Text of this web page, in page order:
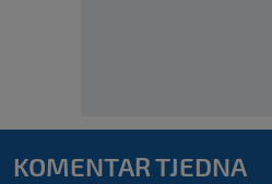
KOMENTAR TJEDNA